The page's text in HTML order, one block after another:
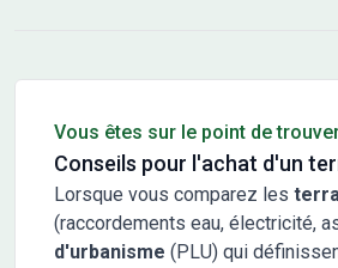
Vous êtes sur le point de
Conseils pour l'achat d'un
Lorsque vous comparez les
(raccordements eau, électricité,
d'urbanisme (PLU) qui